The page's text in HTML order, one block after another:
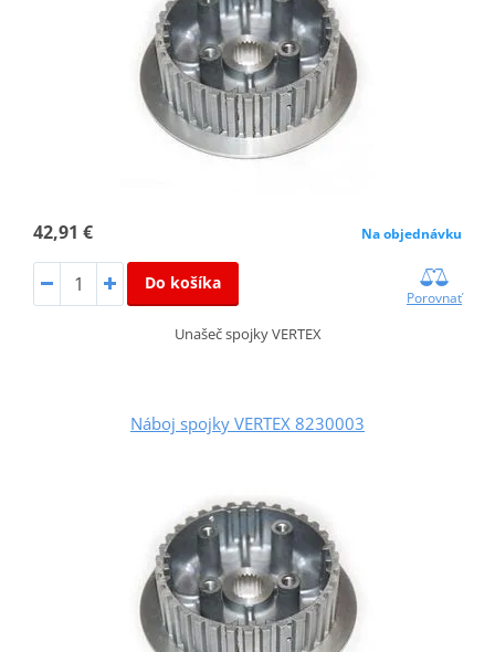
42,91 € Na objednávku
Do košíka
Porovnať
Unašeč spojky VERTEX
Náboj spojky VERTEX 8230003